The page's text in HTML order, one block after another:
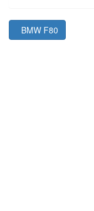
BMW F80